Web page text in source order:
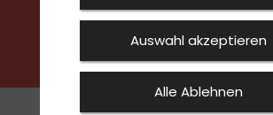
Auswahl akzeptieren
Alle Ablehnen